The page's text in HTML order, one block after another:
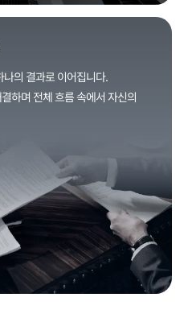
나의 결과로 이어집니다.
하며 전체 흐름 속에서 자신의